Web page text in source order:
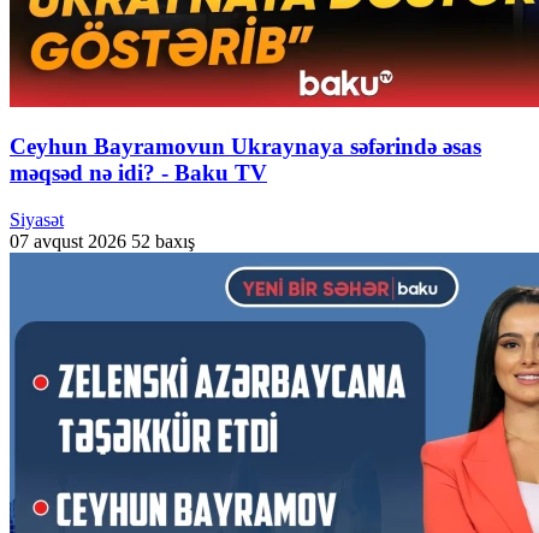
Ceyhun Bayramovun Ukraynaya səfərində əsas
məqsəd nə idi? - Baku TV
Siyasət
07 avqust 2026 52 baxış